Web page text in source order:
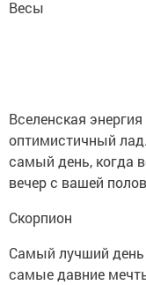
Весы
Вселенская
оптимистичный
самый день, когда
вечер с вашей
Скорпион
Самый лучший день
самые давние